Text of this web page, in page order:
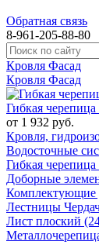
Обратная связь
8-961-205-88-80
Кровля Фасад
Кровля Фасад
Гибкая
от 1 932 руб.
Кровля,
Водосточные
Гибкая черепица
Доборные
Комплектующие
Лестницы
Лист плоский